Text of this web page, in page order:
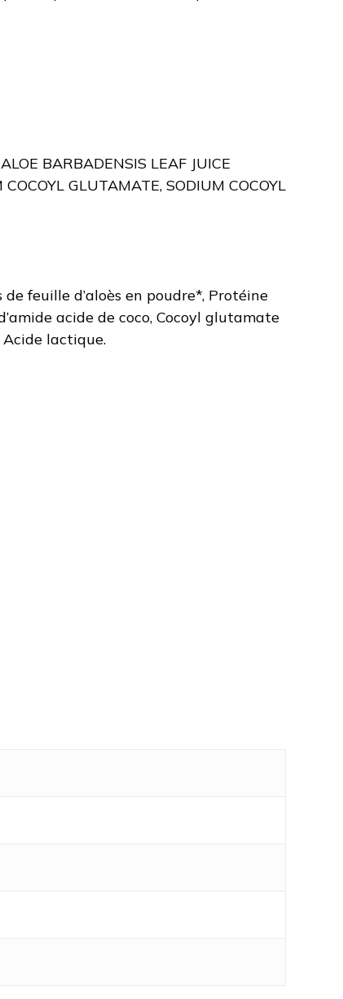
BARBADENSIS LEAF JUICE
GLUTAMATE, SODIUM COCOYL
feuille d’aloès en poudre*, Protéine
acide de coco, Cocoyl glutamate
Acide lactique.